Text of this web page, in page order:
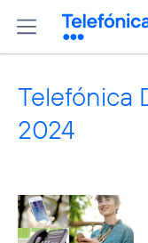
Telefónica
2024